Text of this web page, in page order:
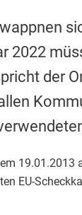
2022
der
EU-